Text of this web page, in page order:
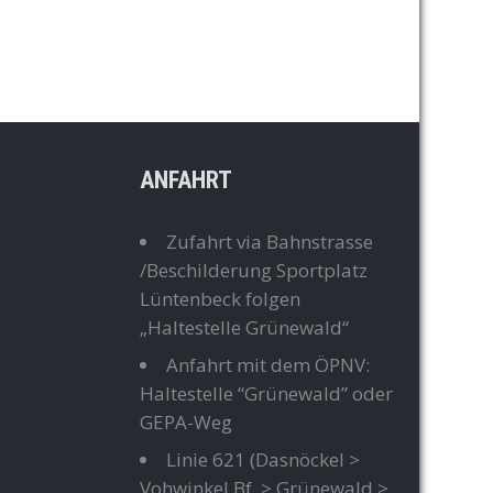
ANFAHRT
Zufahrt via Bahnstrasse
/Beschilderung Sportplatz
Lüntenbeck folgen
„Haltestelle Grünewald“
Anfahrt mit dem ÖPNV:
Haltestelle “Grünewald” oder
GEPA-Weg
Linie 621 (Dasnöckel >
Vohwinkel Bf. > Grünewald >